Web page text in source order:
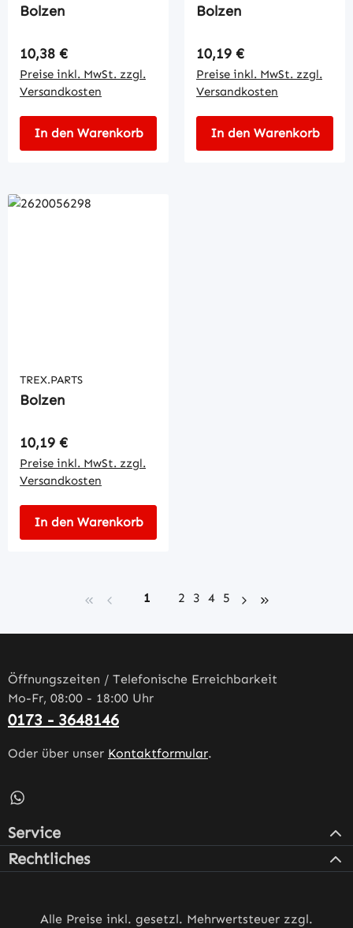
Bolzen
Regulärer Preis:
10,38 €
Preise inkl. MwSt. zzgl.
Versandkosten
In den Warenkorb
Bolzen
Regulärer Preis:
10,19 €
Preise inkl. MwSt. zzgl.
Versandkosten
In den Warenkorb
TREX.PARTS
Bolzen
Regulärer Preis:
10,19 €
Preise inkl. MwSt. zzgl.
Versandkosten
In den Warenkorb
Seite
1 Seite
2 Seite
3 Seite
4 Seite
5
Öffnungszeiten / Telefonische Erreichbarkeit
Mo-Fr, 08:00 - 18:00 Uhr
0173 - 3648146
Oder über unser Kontaktformular.
Schreib uns auf WhatsApp – öffnet in neuem Tab
Service
Rechtliches
Alle Preise inkl. gesetzl. Mehrwertsteuer zzgl.